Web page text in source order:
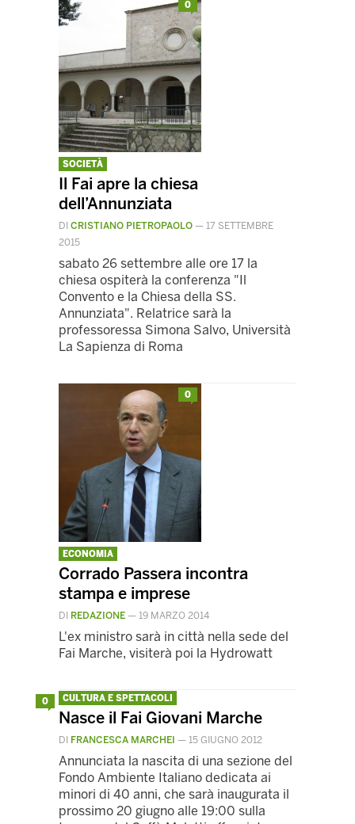
0
SOCIETÀ
Il Fai apre la chiesa
dell’Annunziata
DI CRISTIANO PIETROPAOLO — 17 SETTEMBRE
2015
sabato 26 settembre alle ore 17 la
chiesa ospiterà la conferenza "Il
Convento e la Chiesa della SS.
Annunziata". Relatrice sarà la
professoressa Simona Salvo, Università
La Sapienza di Roma
0
ECONOMIA
Corrado Passera incontra
stampa e imprese
DI REDAZIONE — 19 MARZO 2014
L'ex ministro sarà in città nella sede del
Fai Marche, visiterà poi la Hydrowatt
0 CULTURA E SPETTACOLI
Nasce il Fai Giovani Marche
DI FRANCESCA MARCHEI — 15 GIUGNO 2012
Annunciata la nascita di una sezione del
Fondo Ambiente Italiano dedicata ai
minori di 40 anni, che sarà inaugurata il
prossimo 20 giugno alle 19:00 sulla